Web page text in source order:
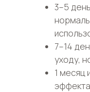
3–5
7–14
уходу,
1 месяц